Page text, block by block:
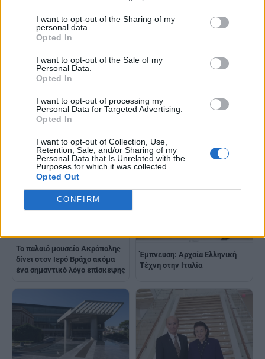
I want to opt-out of the Sharing of my
personal data.
Opted In
I want to opt-out of the Sale of my
Personal Data.
Opted In
I want to opt-out of processing my
Personal Data for Targeted Advertising.
Opted In
I want to opt-out of Collection, Use,
Retention, Sale, and/or Sharing of my
Personal Data that Is Unrelated with the
Purposes for which it was collected.
Opted Out
CONFIRM
Αγγελική Κώττη
Αγγελική Κώττη
Διαβάστε επίσης
Το παλαιό μουσείο Ακρόπολης
δίνει στον Ιερό Βράχο ακόμα
ένα σημαντικό λόγο επίσκεψης
Έμπνευση: Αρχαία Ελληνική
Τέχνη στην Ιταλία